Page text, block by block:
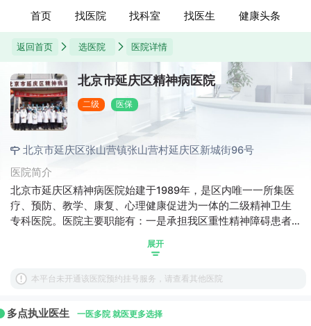
首页 找医院 找科室 找医生 健康头条
返回首页 选医院 医院详情
北京市延庆区精神病医院
二级 医保
北京市延庆区张山营镇张山营村延庆区新城街96号
医院简介
北京市延庆区精神病医院始建于1989年，是区内唯一一所集医
疗、预防、教学、康复、心理健康促进为一体的二级精神卫生
专科医院。医院主要职能有：一是承担我区重性精神障碍患者
职能，负责全区社区重性精神病精神疾病访视、评估、康复等
急突发事件医疗处置；四是承担我区社会心理健康服务体系建
院全体职工始终秉承着“仁爱、精术、奉献、进取”的办院精神，
展开
本平台未开通该医院预约挂号服务，请查看其他医院
多点执业医生 一医多院 就医更多选择